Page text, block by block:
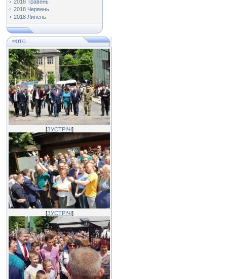
2018 Травень
2018 Червень
2018 Липень
ФОТО
[ЗУСТРІЧІ]
[ЗУСТРІЧІ]